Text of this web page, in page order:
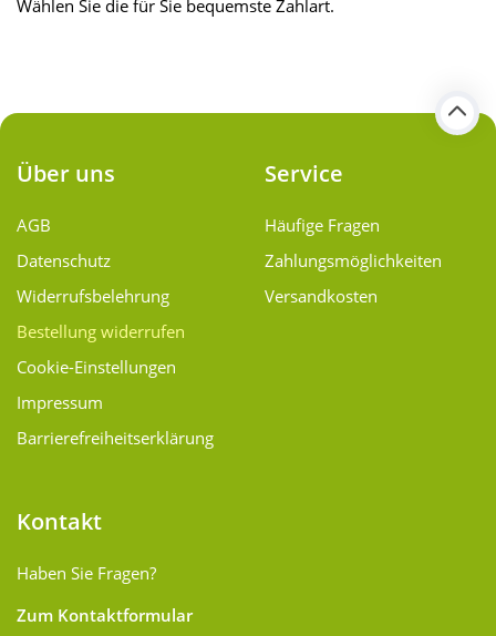
Wählen Sie die für Sie bequemste Zahlart.
Über uns
AGB
Datenschutz
Widerrufsbelehrung
Bestellung widerrufen
Cookie-Einstellungen
Impressum
Barrierefreiheitserklärung
Service
Häufige Fragen
Zahlungsmöglichkeiten
Versandkosten
Kontakt
Haben Sie Fragen?
Zum Kontaktformular